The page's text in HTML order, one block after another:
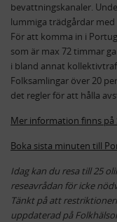
bevattningskanaler.
lummiga trädgårdar
För att komma in i
som är max 72 timmar
i bland annat
Folksamlingar över 20
det regler för att hålla
Mer information finns på
Boka sista minuten till
Idag kan du resa till 25
reseavrådan för icke
Tänkt på att
uppdaterad på